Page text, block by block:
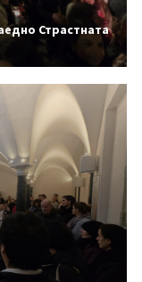
Страстната